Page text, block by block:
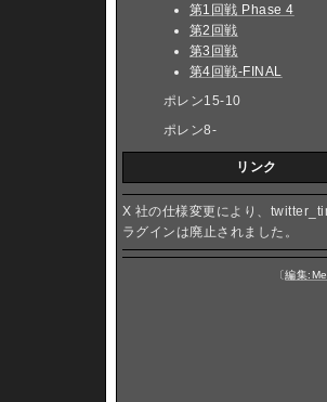
第1回戦 Phase 4
第2回戦
第3回戦
第4回戦-FINAL
ポレン15-10
ポレン8-
リンク
X 社の仕様変更により、
ラグインは廃止されました。
〔編集